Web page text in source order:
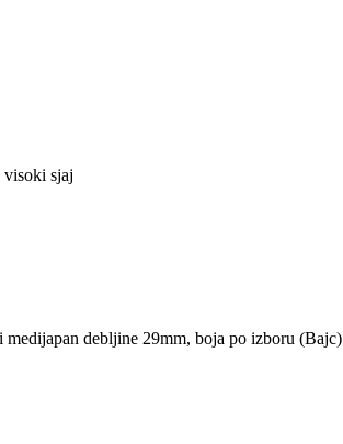
sjaj
debljine 29mm, boja po izboru (Bajc)